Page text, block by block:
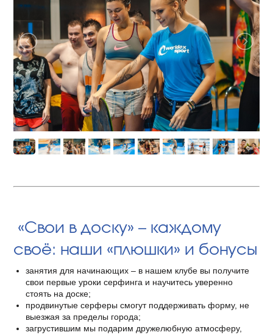
«Свои в доску» – каждому
своё: наши «плюшки» и бонусы
занятия для начинающих – в нашем клубе вы получите
свои первые уроки серфинга и научитесь уверенно
стоять на доске;
продвинутые серферы смогут поддерживать форму, не
выезжая за пределы города;
загрустившим мы подарим дружелюбную атмосферу,